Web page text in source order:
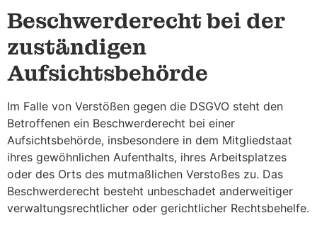
Beschwerderecht bei der
zuständigen
Aufsichtsbehörde
Im Falle von Verstößen gegen die DSGVO steht den
Betroffenen ein Beschwerderecht bei einer
Aufsichtsbehörde, insbesondere in dem Mitgliedstaat
ihres gewöhnlichen Aufenthalts, ihres Arbeitsplatzes
oder des Orts des mutmaßlichen Verstoßes zu. Das
Beschwerderecht besteht unbeschadet anderweitiger
verwaltungsrechtlicher oder gerichtlicher Rechtsbehelfe.